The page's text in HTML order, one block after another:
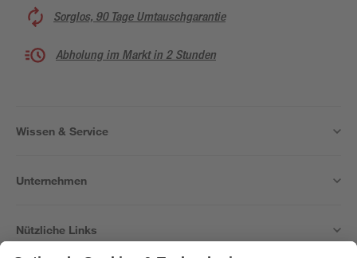
Sorglos, 90 Tage Umtauschgarantie
Abholung im Markt in 2 Stunden
Wissen & Service
Unternehmen
Nützliche Links